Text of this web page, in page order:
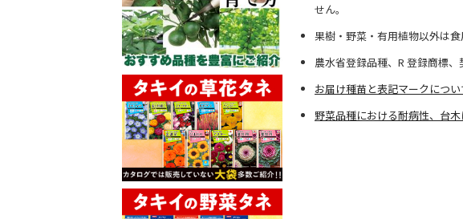
せん。
果樹・野菜・有用植物以外は
農水省登録品種、R 登録商標、
お届け種苗と表記マークにつ
野菜品種における耐病性、台